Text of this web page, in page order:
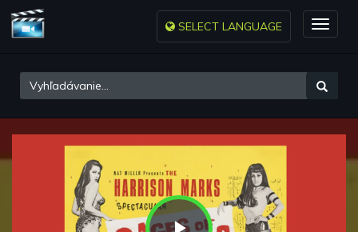
Toggle
SELECT LANGUAGE